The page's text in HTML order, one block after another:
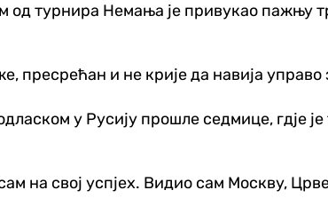
турнира Немања је привукао пажњу
пресрећан и не крије да навија
у Русију прошле седмице, гд‌је
на свој успјех. Видио сам Москву,